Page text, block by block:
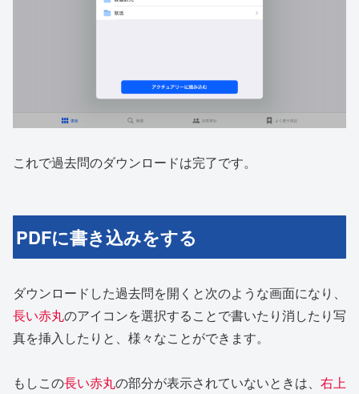
これで過去問のダウンロードは完了です。
PDFに書き込みをする
ダウンロードした過去問を開くと次のような画面になり、
長い赤丸のアイコンを選択することで書いたり消したり写
真を挿入したりと、様々なことができます。
もしこの長い赤丸の部分が表示されていないときは、 右上